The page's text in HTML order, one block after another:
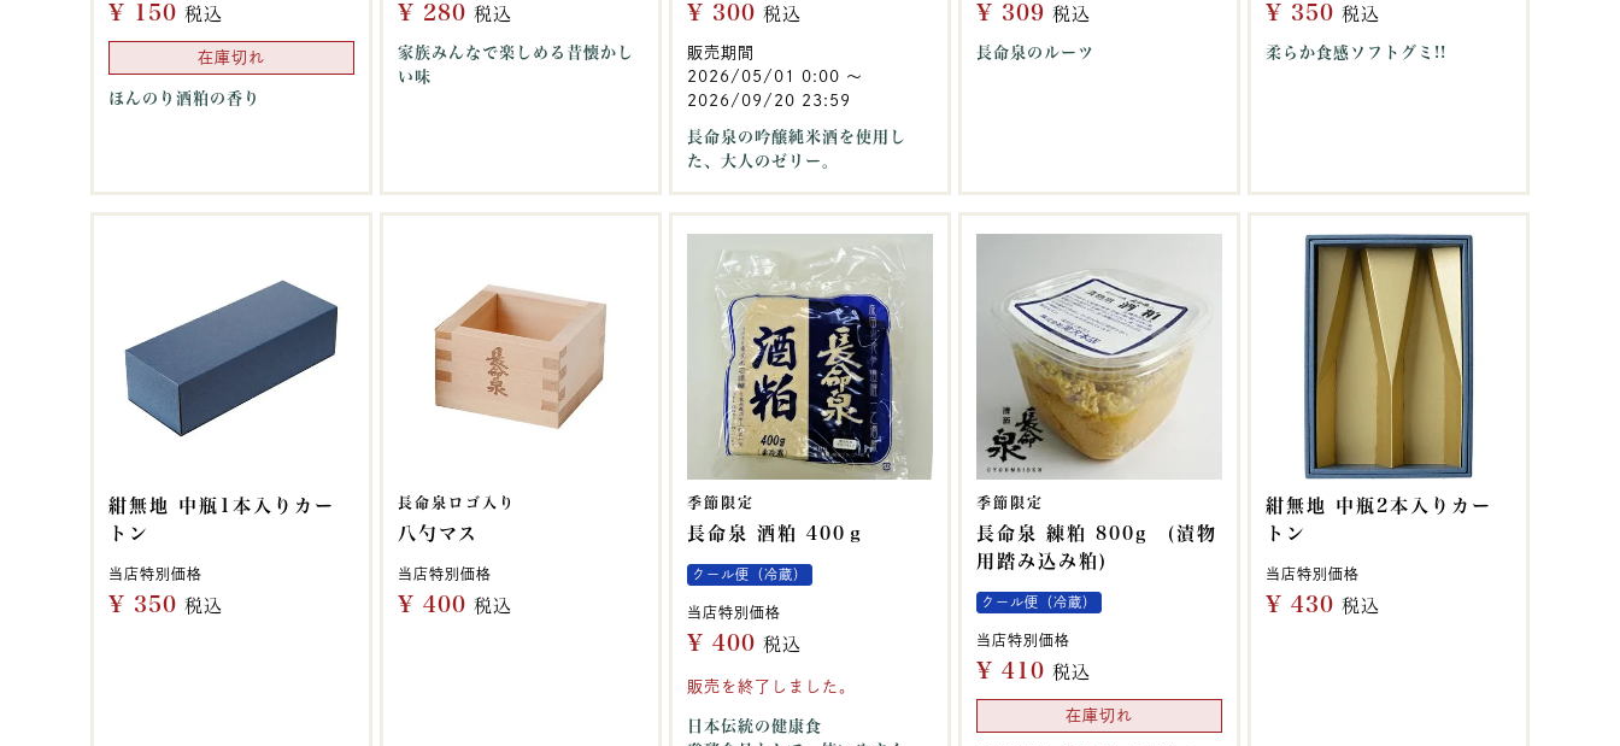
¥ 150 税込
在庫切れ
ほんのり酒粕の香り
¥ 280 税込
家族みんなで楽しめる昔懐かし
い味
¥ 300 税込
販売期間
2026/05/01 0:00 〜
2026/09/20 23:59
長命泉の吟醸純米酒を使用し
た、大人のゼリー。
¥ 309 税込
長命泉のルーツ
¥ 350 税込
柔らか食感ソフトグミ!!
紺無地 中瓶1本入りカー
トン
当店特別価格
¥ 350 税込
長命泉ロゴ入り
八勺マス
当店特別価格
¥ 400 税込
季節限定
長命泉 酒粕 400ｇ
クール便（冷蔵）
当店特別価格
¥ 400 税込
販売を終了しました。
日本伝統の健康食
季節限定
長命泉 練粕 800g (漬物
用踏み込み粕)
クール便（冷蔵）
当店特別価格
¥ 410 税込
在庫切れ
紺無地 中瓶2本入りカー
トン
当店特別価格
¥ 430 税込